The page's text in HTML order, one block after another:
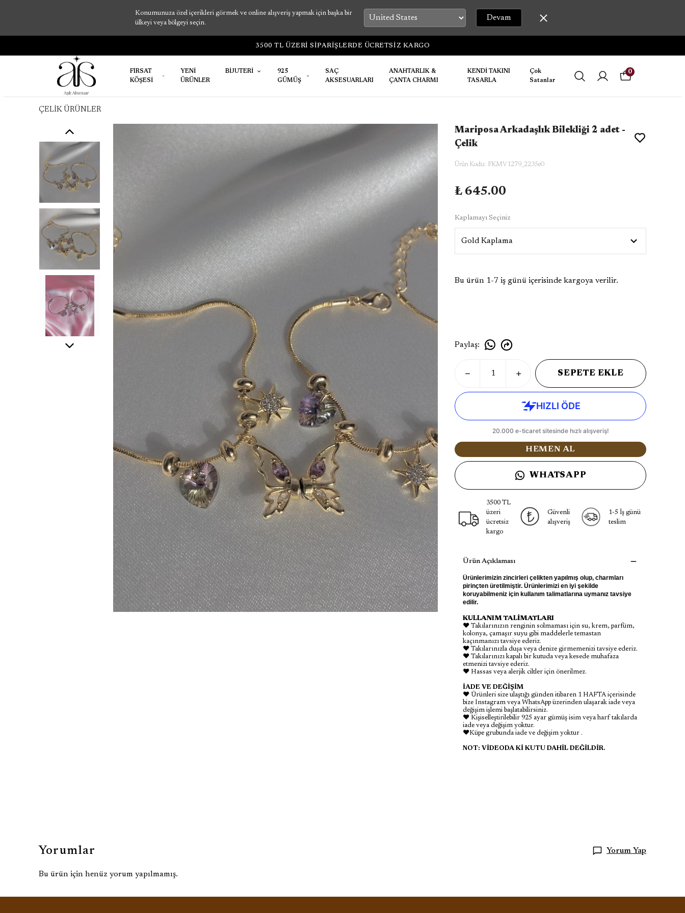
Konumunuza özel içerikleri görmek ve online alışveriş yapmak için başka bir
ülkeyi veya bölgeyi seçin.
Devam
3500 TL ÜZERİ SİPARİŞLERDE ÜCRETSİZ KARGO
FIRSAT
KÖŞESİ
YENİ
ÜRÜNLER
BİJUTERİ
925
GÜMÜŞ
SAÇ
AKSESUARLARI
ANAHTARLIK &
ÇANTA CHARMI
KENDİ TAKINI
TASARLA
Çok
Satanlar
0
ÇELİK ÜRÜNLER
Mariposa Arkadaşlık Bilekliği 2 adet -
Çelik
Ürün Kodu: FKMV1279_2235e0
₺ 645.00
Kaplamayı Seçiniz
Bu ürün 1-7 iş günü içerisinde kargoya verilir.
Paylaş:
SEPETE EKLE
HEMEN AL
WHATSAPP
3500 TL
üzeri
ücretsiz
kargo
Güvenli
alışveriş
1-5 İş günü
teslim
Ürün Açıklaması
Ürünlerimizin zincirleri çelikten yapılmış olup, charmları
pirinçten üretilmiştir. Ürünlerimizi en iyi şekilde
koruyabilmeniz için kullanım talimatlarına uymanız tavsiye
edilir.
KULLANIM TALİMATLARI
♥ Takılarınızın renginin solmaması için su, krem, parfüm,
kolonya, çamaşır suyu gibi maddelerle temastan
kaçınmanızı tavsiye ederiz.
♥ Takılarınızla duşa veya denize girmemenizi tavsiye ederiz.
♥ Takılarınızı kapalı bir kutuda veya kesede muhafaza
etmenizi tavsiye ederiz.
♥ Hassas veya alerjik ciltler için önerilmez.
İADE VE DEĞİŞİM
♥ Ürünleri size ulaştığı günden itibaren 1 HAFTA içerisinde
bize Instagram veya WhatsApp üzerinden ulaşarak iade veya
değişim işlemi başlatabilirsiniz.
♥ Kişiselleştirilebilir 925 ayar gümüş isim veya harf takılarda
iade veya değişim yoktur.
♥Küpe grubunda iade ve değişim yoktur .
NOT: VİDEODA Kİ KUTU DAHİL DEĞİLDİR.
Yorumlar Yorum Yap
Bu ürün için henüz yorum yapılmamış.